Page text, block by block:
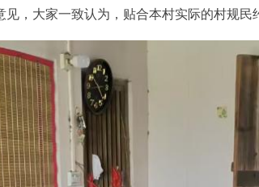
，大家一致认为，贴合本村实际的村规民